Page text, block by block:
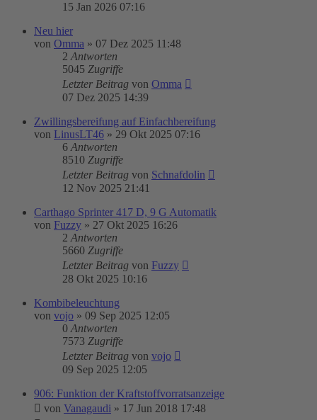
15 Jan 2026 07:16
Neu hier
von Omma » 07 Dez 2025 11:48
2 Antworten
5045 Zugriffe
Letzter Beitrag von Omma
07 Dez 2025 14:39
Zwillingsbereifung auf Einfachbereifung
von LinusLT46 » 29 Okt 2025 07:16
6 Antworten
8510 Zugriffe
Letzter Beitrag von Schnafdolin
12 Nov 2025 21:41
Carthago Sprinter 417 D, 9 G Automatik
von Fuzzy » 27 Okt 2025 16:26
2 Antworten
5660 Zugriffe
Letzter Beitrag von Fuzzy
28 Okt 2025 10:16
Kombibeleuchtung
von vojo » 09 Sep 2025 12:05
0 Antworten
7573 Zugriffe
Letzter Beitrag von vojo
09 Sep 2025 12:05
906: Funktion der Kraftstoffvorratsanzeige
von Vanagaudi » 17 Jun 2018 17:48